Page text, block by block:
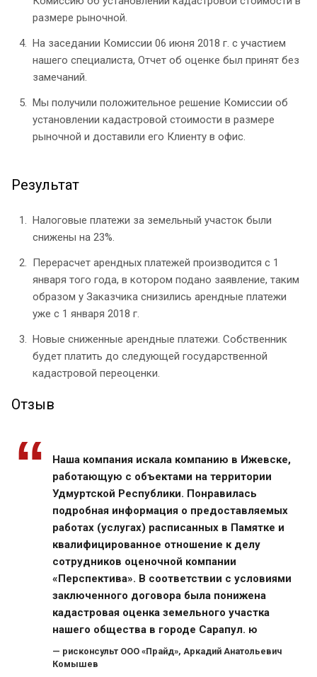
размере рыночной.
На заседании Комиссии 06 июня 2018 г. с участием
нашего специалиста, Отчет об оценке был принят без
замечаний.
Мы получили положительное решение Комиссии об
установлении кадастровой стоимости в размере
рыночной и доставили его Клиенту в офис.
Результат
Налоговые платежи за земельный участок были
снижены на 23%.
Перерасчет арендных платежей производится с 1
января того года, в котором подано заявление, таким
образом у Заказчика снизились арендные платежи
уже с 1 января 2018 г.
Новые сниженные арендные платежи. Собственник
будет платить до следующей государственной
кадастровой переоценки.
Отзыв
Наша компания искала компанию в Ижевске,
работающую с объектами на территории
Удмуртской Республики. Понравилась
подробная информация о предоставляемых
работах (услугах) расписанных в Памятке и
квалифицированное отношение к делу
сотрудников оценочной компании
«Перспектива». В соответствии с условиями
заключенного договора была понижена
кадастровая оценка земельного участка
нашего общества в городе Сарапул. ю
рисконсульт ООО «Прайд», Аркадий Анатольевич
Комышев